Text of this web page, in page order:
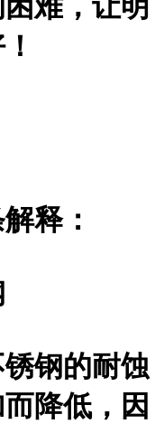
难，让明
释：
钢的耐蚀
降低，因